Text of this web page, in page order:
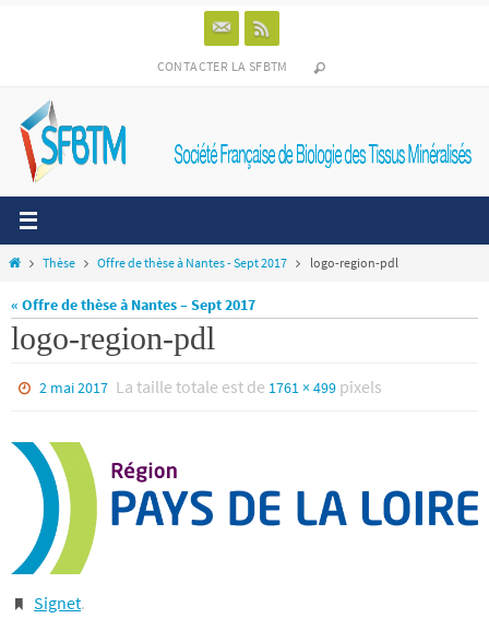
CONTACTER LA SFBTM
HomeThèse Offre de thèse à Nantes - Sept 2017 logo-region-pdl
« Offre de thèse à Nantes – Sept 2017
logo-region-pdl
2 mai 2017 La taille totale est de 1761 × 499 pixels
Signet.